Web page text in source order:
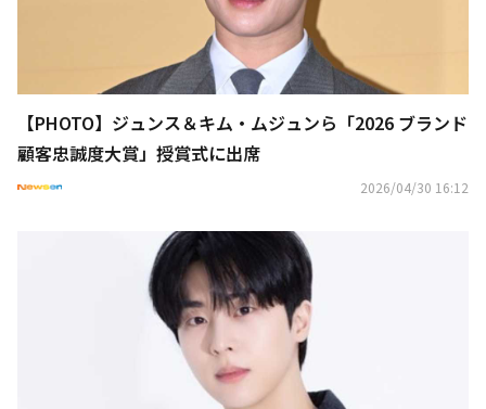
【PHOTO】ジュンス＆キム・ムジュンら「2026 ブランド
顧客忠誠度大賞」授賞式に出席
2026/04/30 16:12